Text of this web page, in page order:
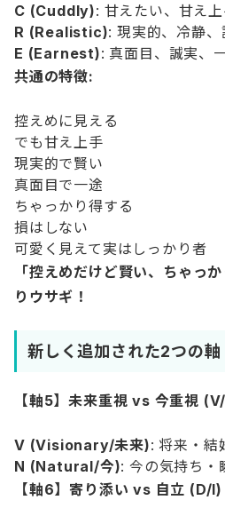
C (Cuddly): 甘えたい、甘え
R (Realistic): 現実的、冷静、
E (Earnest): 真面目、誠実、
共通の特徴:
控えめに見える
でも甘え上手
現実的で賢い
真面目で一途
ちゃっかり得する
損はしない
可愛く見えて実はしっかり者
「控えめだけど賢い、ちゃっ
りウサギ！
新しく追加された2つの軸
【軸5】未来重視 vs 今重視
V (Visionary/未来): 将来・結
N (Natural/今): 今の気持ち・
【軸6】寄り添い vs 自立 (D/I)